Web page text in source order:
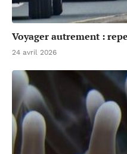
Voyager autrement :
24 avril 2026